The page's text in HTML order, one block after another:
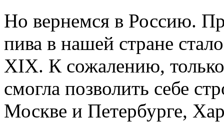
Но вернемся в Россию.
пива в нашей стране
XIX. К сожалению,
смогла позволить себе
Москве и Петербурге,